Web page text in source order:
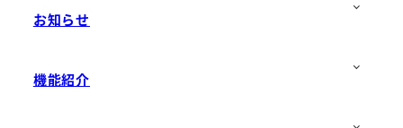
お知らせ
機能紹介